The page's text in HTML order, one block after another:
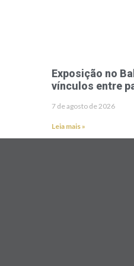
Exposição no
vínculos entre
7 de agosto de 2026
Leia mais »